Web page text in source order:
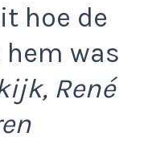
hoe de
was
René